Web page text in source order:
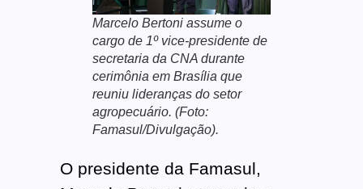
Marcelo Bertoni assume o
cargo de 1º vice-presidente de
secretaria da CNA durante
cerimônia em Brasília que
reuniu lideranças do setor
agropecuário. (Foto:
Famasul/Divulgação).
O presidente da Famasul,